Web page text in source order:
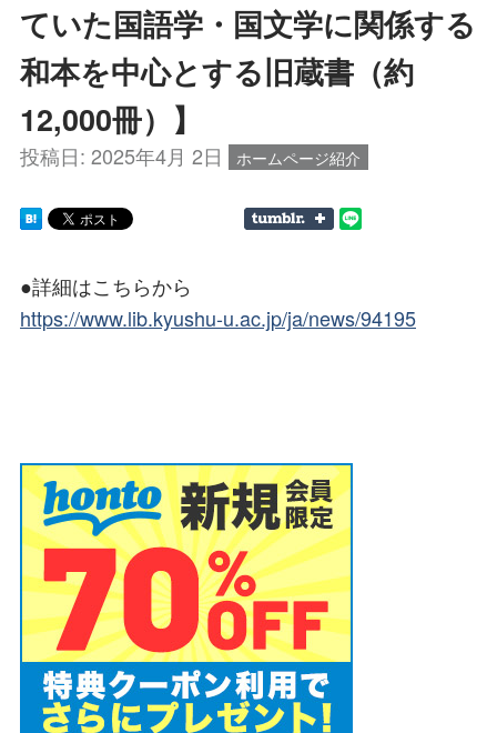
ていた国語学・国文学に関係する
和本を中心とする旧蔵書（約
12,000冊）】
投稿日: 2025年4月 2日 ホームページ紹介
●詳細はこちらから
https://www.lib.kyushu-u.ac.jp/ja/news/94195